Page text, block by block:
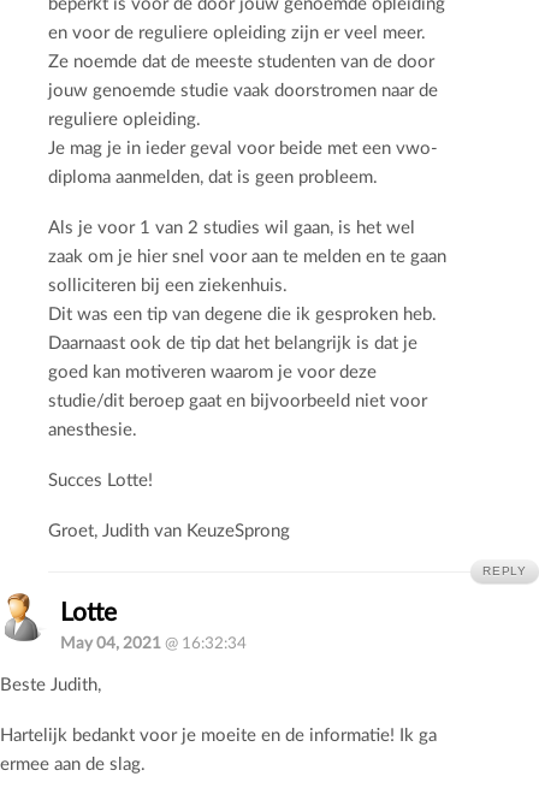
en voor de reguliere opleiding zijn er veel meer.
Ze noemde dat de meeste studenten van de door
jouw genoemde studie vaak doorstromen naar de
reguliere opleiding.
Je mag je in ieder geval voor beide met een vwo-
diploma aanmelden, dat is geen probleem.
Als je voor 1 van 2 studies wil gaan, is het wel
zaak om je hier snel voor aan te melden en te gaan
solliciteren bij een ziekenhuis.
Dit was een tip van degene die ik gesproken heb.
Daarnaast ook de tip dat het belangrijk is dat je
goed kan motiveren waarom je voor deze
studie/dit beroep gaat en bijvoorbeeld niet voor
anesthesie.
Succes Lotte!
Groet, Judith van KeuzeSprong
REPLY
Lotte
May 04, 2021 @ 16:32:34
Beste Judith,
Hartelijk bedankt voor je moeite en de informatie! Ik ga
ermee aan de slag.